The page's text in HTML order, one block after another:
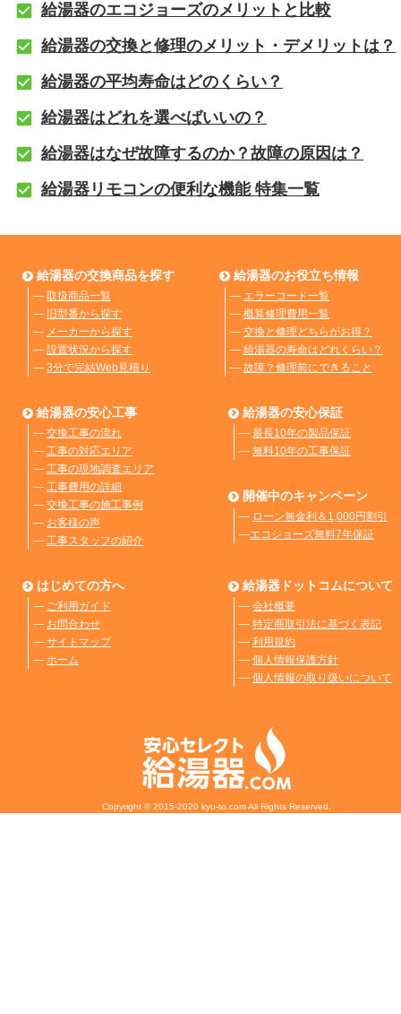
給湯器のエコジョーズのメリットと比較
給湯器の交換と修理のメリット・デメリットは？
給湯器の平均寿命はどのくらい？
給湯器はどれを選べばいいの？
給湯器はなぜ故障するのか？故障の原因は？
給湯器リモコンの便利な機能 特集一覧
給湯器の交換商品を探す
― 取扱商品一覧
― 旧型番から探す
― メーカーから探す
― 設置状況から探す
― 3分で完結Web見積り
給湯器のお役立ち情報
― エラーコード一覧
― 概算修理費用一覧
― 交換と修理どちらがお得？
― 給湯器の寿命はどれくらい？
― 故障？修理前にできること
給湯器の安心工事
― 交換工事の流れ
― 工事の対応エリア
― 工事の現地調査エリア
― 工事費用の詳細
― 交換工事の施工事例
― お客様の声
― 工事スタッフの紹介
給湯器の安心保証
― 最長10年の製品保証
― 無料10年の工事保証
開催中のキャンペーン
― ローン無金利＆1,000円割引
―エコジョーズ無料7年保証
はじめての方へ
― ご利用ガイド
― お問合わせ
― サイトマップ
― ホーム
給湯器ドットコムについて
― 会社概要
― 特定商取引法に基づく表記
― 利用規約
― 個人情報保護方針
― 個人情報の取り扱いについて
Copyright © 2015-2020 kyu-to.com All Rights Reserved.